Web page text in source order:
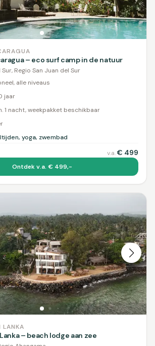
– eco surf camp in de natuur
Regio San Juan del Sur
alle niveaus
jaar
1 nacht, weekpakket beschikbaar
yoga, zwembad
v.a.€ 499
Ontdek v.a. € 499,-
LANKA
– beach lodge aan zee